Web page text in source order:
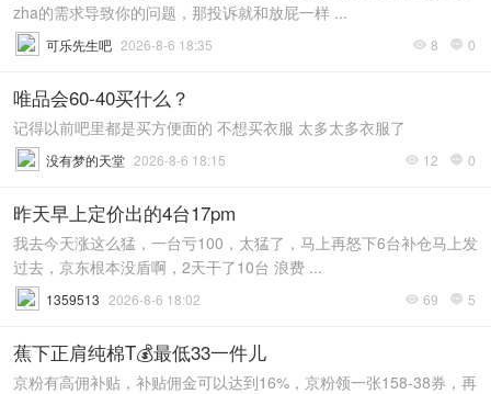
zha的需求导致你的问题，那投诉就和放屁一样 ...
 8  0
可乐先生吧 2026-8-6 18:35
唯品会60-40买什么？
记得以前吧里都是买方便面的 不想买衣服 太多太多衣服了
 12  0
没有梦的天堂 2026-8-6 18:15
昨天早上定价出的4台17pm
我去今天涨这么猛，一台亏100，太猛了，马上再怒下6台补仓马上发
过去，京东根本没盾啊，2天干了10台 浪费 ...
 69  5
1359513 2026-8-6 18:02
蕉下正肩纯棉T💰最低33一件儿
京粉有高佣补贴，补贴佣金可以达到16%，京粉领一张158-38券，再